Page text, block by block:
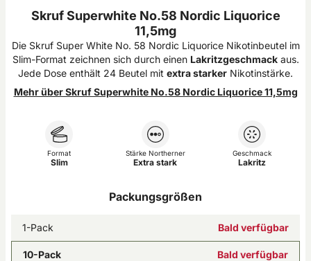
Skruf Superwhite No.58 Nordic Liquorice
11,5mg
Die Skruf Super White No. 58 Nordic Liquorice Nikotinbeutel im
Slim-Format zeichnen sich durch einen Lakritzgeschmackaus.
Jede Dose enthält 24 Beutel mit extra starker Nikotinstärke.
Mehr über Skruf Superwhite No.58 Nordic Liquorice 11,5mg
Format
Slim
Stärke Northerner
Extra stark
Geschmack
Lakritz
Packungsgrößen
1-Pack Bald verfügbar
10-Pack Bald verfügbar